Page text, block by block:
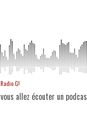
Radio G!
vous allez écouter un